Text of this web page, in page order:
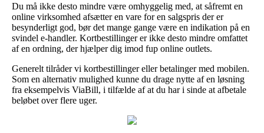
Du må ikke desto mindre være omhyggelig med, at såfremt en
online virksomhed afsætter en vare for en salgspris der er
besynderligt god, bør det mange gange være en indikation på en
svindel e-handler. Kortbestillinger er ikke desto mindre omfattet
af en ordning, der hjælper dig imod fup online outlets.
Generelt tilråder vi kortbestillinger eller betalinger med mobilen.
Som en alternativ mulighed kunne du drage nytte af en løsning
fra eksempelvis ViaBill, i tilfælde af at du har i sinde at afbetale
beløbet over flere uger.